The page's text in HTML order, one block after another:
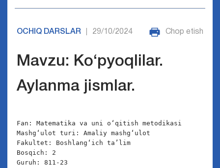
OCHIQ DARSLAR 29/10/2024 Chop etish
Mavzu: Ko‘pyoqlilar.
Aylanma jismlar.
Fan: Matematika va uni o‘qitish metodikasi
Mashg‘ulot turi: Amaliy mashg‘ulot
Fakultet: Boshlang‘ich ta’lim
Bosqich: 2
Guruh: 811-23